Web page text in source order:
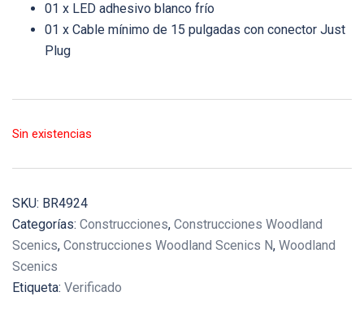
01 x LED adhesivo blanco frío
01 x Cable mínimo de 15 pulgadas con conector Just
Plug
Sin existencias
SKU: BR4924
Categorías: Construcciones, Construcciones Woodland
Scenics, Construcciones Woodland Scenics N, Woodland
Scenics
Etiqueta: Verificado